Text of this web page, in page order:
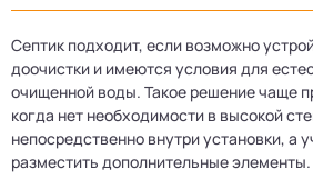
Септик подходит, если возможно
доочистки и имеются условия для
очищенной воды. Такое решение чаще
когда нет необходимости в высокой
непосредственно внутри установки, а
разместить дополнительные элементы.